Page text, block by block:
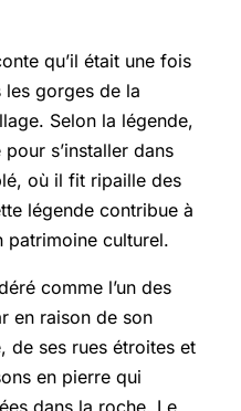
qu’il était une fois
gorges de la
Selon la légende,
s’installer dans
où il fit ripaille des
légende contribue à
patrimoine culturel.
comme l’un des
en raison de son
de ses rues étroites et
en pierre qui
dans la roche. Le